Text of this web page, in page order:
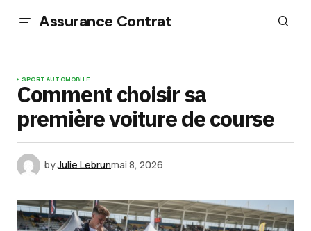
Assurance Contrat
SPORT AUTOMOBILE
Comment choisir sa
première voiture de course
byJulie Lebrunmai 8, 2026